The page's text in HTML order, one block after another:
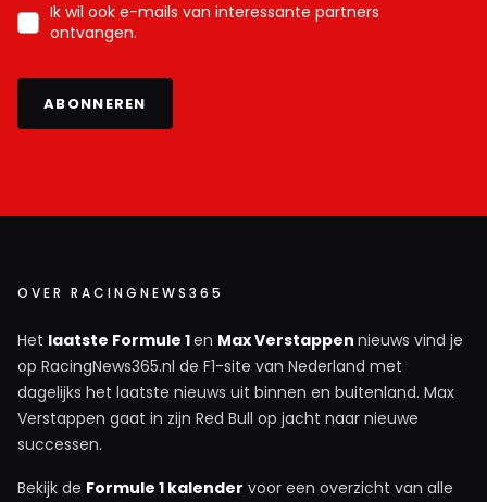
Ik wil ook e-mails van interessante partners
ontvangen.
ABONNEREN
OVER RACINGNEWS365
Het laatste Formule 1en Max Verstappen nieuws vind je
op RacingNews365.nl de F1-site van Nederland met
dagelijks het laatste nieuws uit binnen en buitenland. Max
Verstappen gaat in zijn Red Bull op jacht naar nieuwe
successen.
Bekijk de Formule 1 kalender voor een overzicht van alle